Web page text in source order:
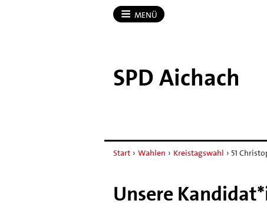
MENÜ
SPD Aichach
Start › Wahlen › Kreistagswahl › 51
Unsere